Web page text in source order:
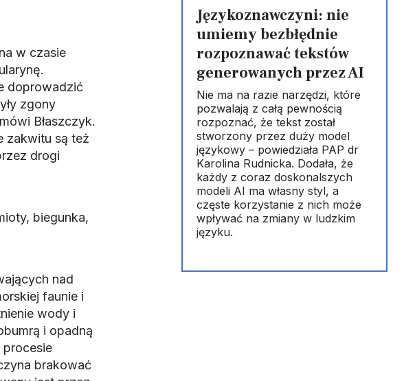
w czasie
doprowadzić
zgony
Błaszczyk.
zakwitu są też
drogi
biegunka,
nad
faunie i
wody i
i opadną
procesie
brakować
Językoznawczyni: nie
umiemy bezbłędnie
rozpoznawać tekstów
generowanych przez AI
Nie ma na razie narzędzi, które
pozwalają z całą pewnością
rozpoznać, że tekst został
stworzony przez duży model
językowy – powiedziała PAP dr
Karolina Rudnicka. Dodała, że
każdy z coraz doskonalszych
modeli AI ma własny styl, a
częste korzystanie z nich może
wpływać na zmiany w ludzkim
języku.